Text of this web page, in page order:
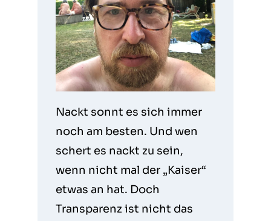
Nackt sonnt es sich immer
noch am besten. Und wen
schert es nackt zu sein,
wenn nicht mal der „Kaiser“
etwas an hat. Doch
Transparenz ist nicht das